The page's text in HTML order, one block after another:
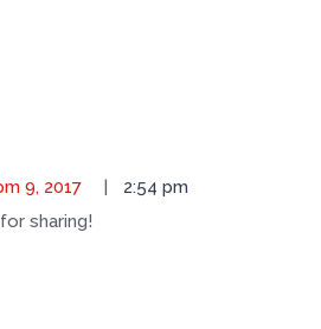
9, 2017
2:54 pm
sharing!